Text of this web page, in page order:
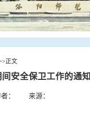
正文
安全保卫工作的通知
者： 来源：